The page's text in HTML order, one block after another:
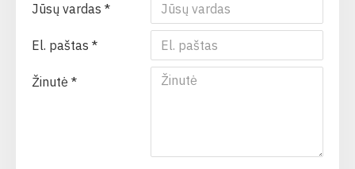
Jūsų vardas
El. paštas
Žinutė